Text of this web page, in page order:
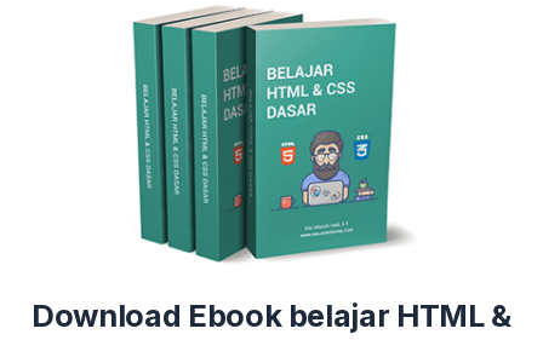
Download Ebook belajar HTML &